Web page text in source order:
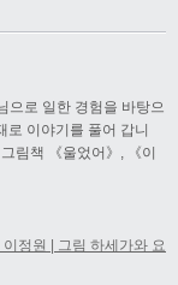
으로 일한 경험을 바탕으
로 이야기를 풀어 갑니
림책 《울었어》, 《이
정원 | 그림 하세가와 요